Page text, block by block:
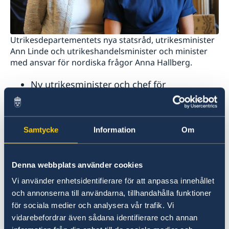
Samtycke Information Om
Denna webbplats använder cookies
Vi använder enhetsidentifierare för att anpassa innehållet
och annonserna till användarna, tillhandahålla funktioner
för sociala medier och analysera vår trafik. Vi
vidarebefordrar även sådana identifierare och annan
Utrikesdepartementets nya statsråd, utrikesminister
Ann Linde och utrikeshandelsminister och minister
med ansvar för nordiska frågor Anna Hallberg.
Ny utrikesminister och chef för
Utrikesdepartementet är Ann Linde.
Ny utrikeshandelsminister och minister
med ansvar för nordiska frågor är Anna
Hallberg.
Arbetsmarknadsdepartementet är Eva
Nordmark.
Margot Wallström och Ylva Johansson lämnar
regeringen.